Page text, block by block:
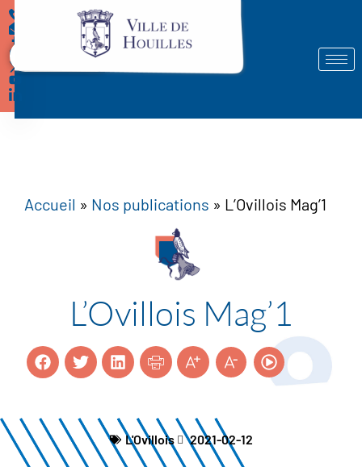
Démarches
Accueil » Nos publications » L’Ovillois Mag’1
L’Ovillois Mag’1
L'Ovillois 2021-02-12